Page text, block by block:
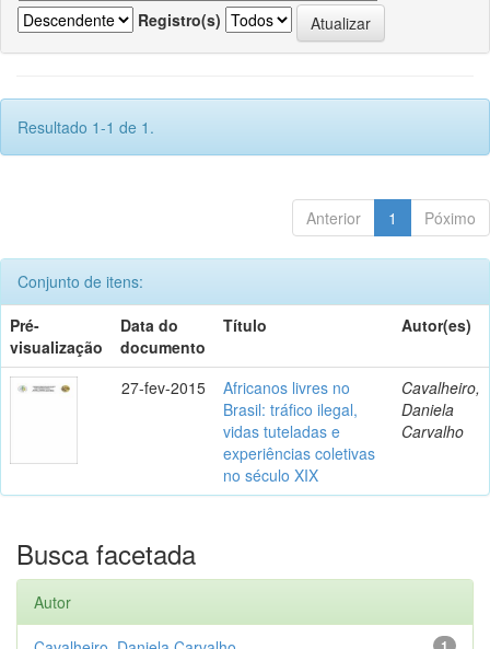
Registro(s)
Resultado 1-1 de 1.
Anterior 1 Póximo
Conjunto de itens:
Pré-
visualização
Data do
documento
Título Autor(es)
27-fev-2015
Africanos livres no
Brasil: tráfico ilegal,
vidas tuteladas e
experiências coletivas
no século XIX
Cavalheiro,
Daniela
Carvalho
Busca facetada
Autor